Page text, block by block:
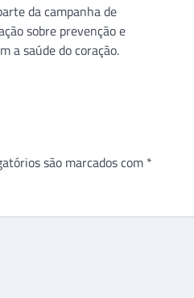
da campanha de
sobre prevenção e
a saúde do coração.
são marcados com *